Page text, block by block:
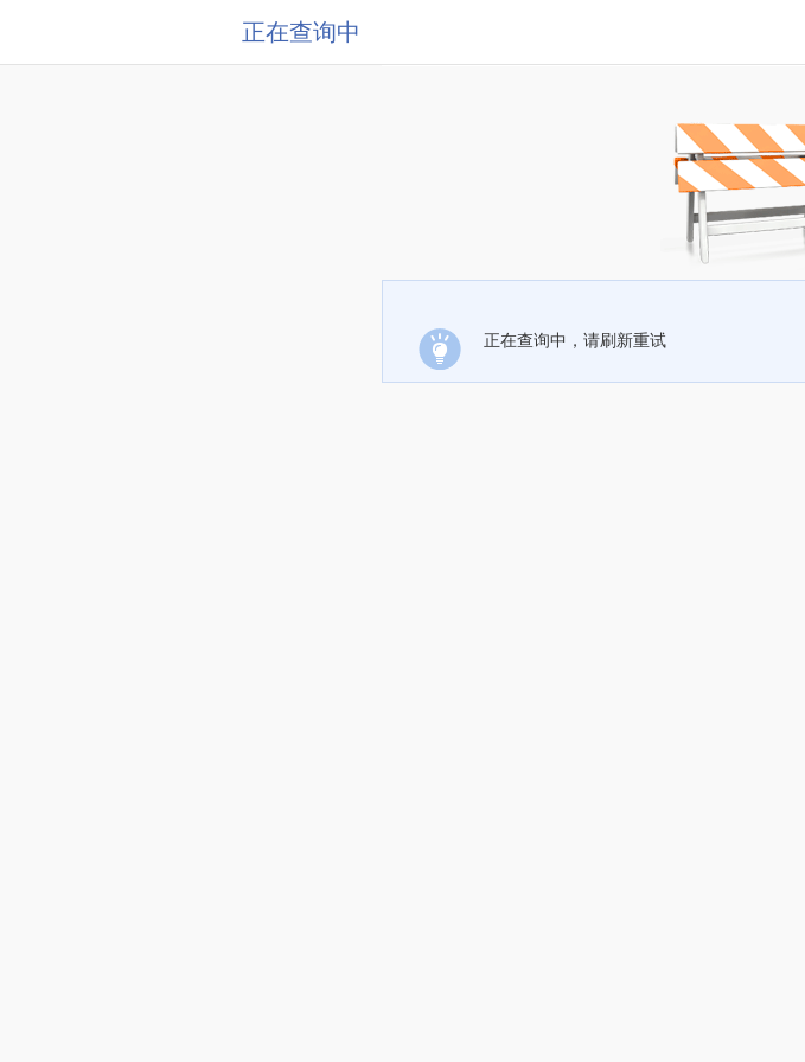
正在查询中
正在查询中，请刷新重试